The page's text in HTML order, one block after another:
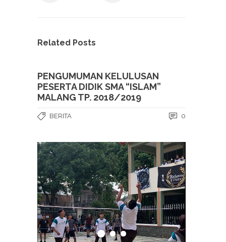
Related Posts
PENGUMUMAN KELULUSAN
PESERTA DIDIK SMA “ISLAM”
MALANG TP. 2018/2019
BERITA 0